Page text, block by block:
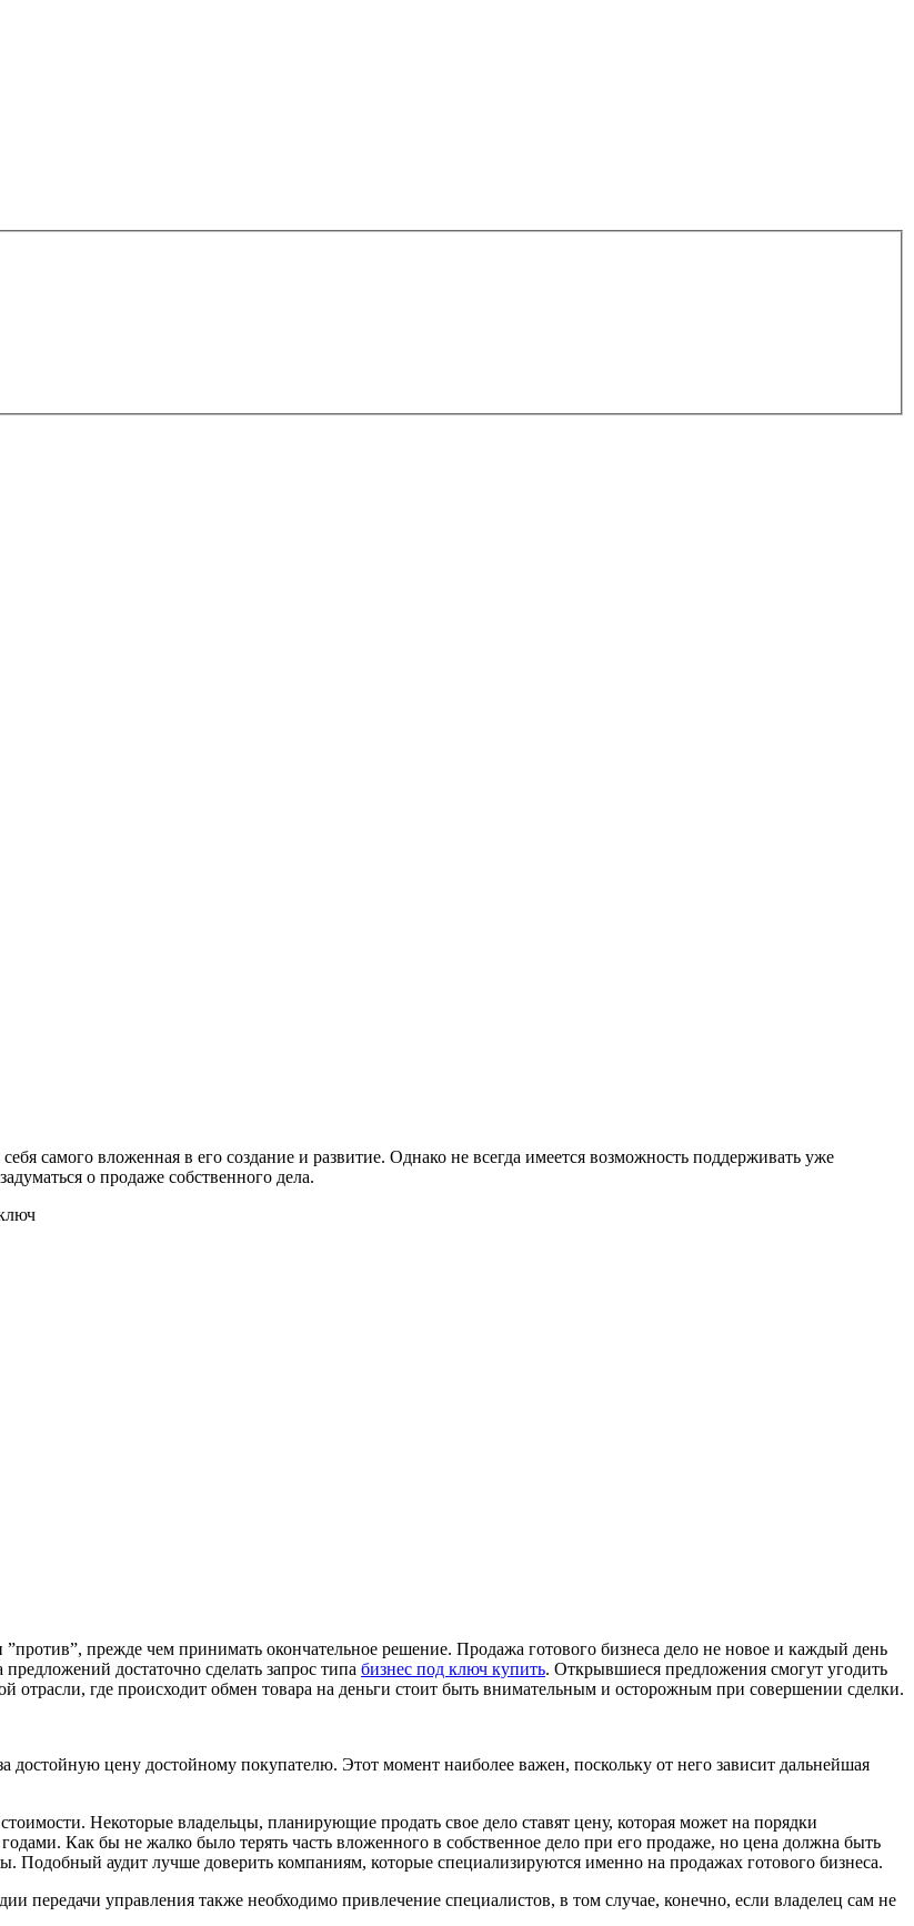
самого вложенная в его создание и развитие. Однако не всегда имеется возможность поддерживать уже
о продаже собственного дела.
прежде чем принимать окончательное решение. Продажа готового бизнеса дело не новое и каждый день
достаточно сделать запрос типа бизнес под ключ купить. Открывшиеся предложения смогут угодить
отрасли, где происходит обмен товара на деньги стоит быть внимательным и осторожным при совершении сделки.
достойную цену достойному покупателю. Этот момент наиболее важен, поскольку от него зависит дальнейшая
Некоторые владельцы, планирующие продать свое дело ставят цену, которая может на порядки
Как бы не жалко было терять часть вложенного в собственное дело при его продаже, но цена должна быть
Подобный аудит лучше доверить компаниям, которые специализируются именно на продажах готового бизнеса.
передачи управления также необходимо привлечение специалистов, в том случае, конечно, если владелец сам не